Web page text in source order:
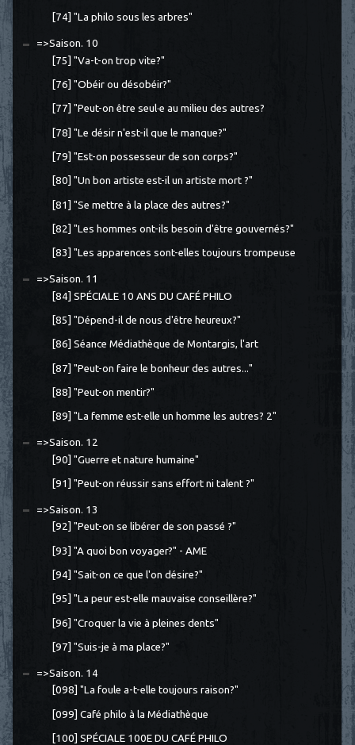
[74] "La philo sous les arbres"
=>Saison. 10
[75] "Va-t-on trop vite?"
[76] "Obéir ou désobéir?"
[77] "Peut-on être seul·e au milieu des autres?
[78] "Le désir n'est-il que le manque?"
[79] "Est-on possesseur de son corps?"
[80] "Un bon artiste est-il un artiste mort ?"
[81] "Se mettre à la place des autres?"
[82] "Les hommes ont-ils besoin d'être gouvernés?"
[83] "Les apparences sont-elles toujours trompeuse
=>Saison. 11
[84] SPÉCIALE 10 ANS DU CAFÉ PHILO
[85] "Dépend-il de nous d'être heureux?"
[86] Séance Médiathèque de Montargis, l'art
[87] "Peut-on faire le bonheur des autres..."
[88] "Peut-on mentir?"
[89] "La femme est-elle un homme les autres? 2"
=>Saison. 12
[90] "Guerre et nature humaine"
[91] "Peut-on réussir sans effort ni talent ?"
=>Saison. 13
[92] "Peut-on se libérer de son passé ?"
[93] "A quoi bon voyager?" - AME
[94] "Sait-on ce que l'on désire?"
[95] "La peur est-elle mauvaise conseillère?"
[96] "Croquer la vie à pleines dents"
[97] "Suis-je à ma place?"
=>Saison. 14
[098] "La foule a-t-elle toujours raison?"
[099] Café philo à la Médiathèque
[100] SPÉCIALE 100E DU CAFÉ PHILO